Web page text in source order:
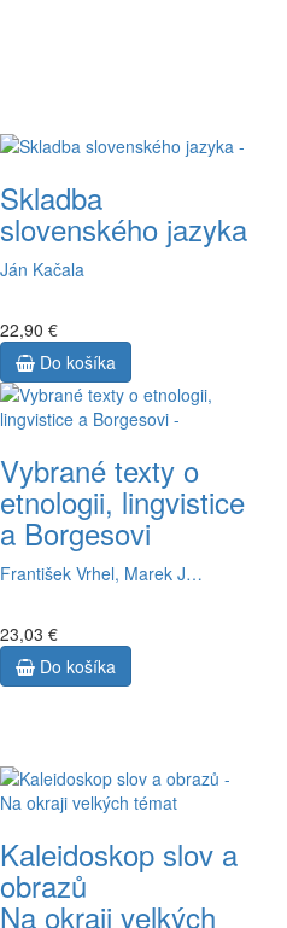
Skladba
slovenského jazyka
Ján Kačala
22,90 €
Do košíka
Vybrané texty o
etnologii, lingvistice
a Borgesovi
František Vrhel, Marek J…
23,03 €
Do košíka
Kaleidoskop slov a
obrazů
Na okraji velkých